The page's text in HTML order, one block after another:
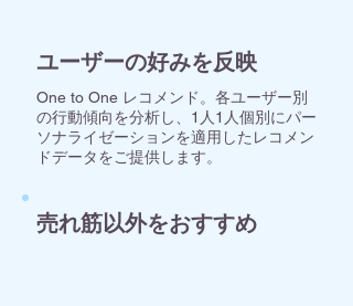
ユーザーの好みを反映
One to One レコメンド。各ユーザー別
の行動傾向を分析し、1人1人個別にパー
ソナライゼーションを適用したレコメン
ドデータをご提供します。
売れ筋以外をおすすめ